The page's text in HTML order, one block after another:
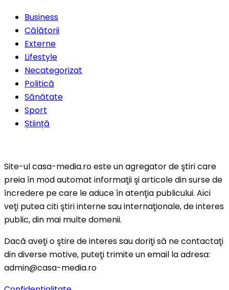
Business
Călătorii
Externe
Lifestyle
Necategorizat
Politică
Sănătate
Sport
Știință
Site-ul casa-media.ro este un agregator de ştiri care
preia în mod automat informaţii şi articole din surse de
încredere pe care le aduce în atenţia publicului. Aici
veţi putea citi ştiri interne sau internaţionale, de interes
public, din mai multe domenii.
Dacă aveţi o ştire de interes sau doriţi să ne contactaţi
din diverse motive, puteţi trimite un email la adresa:
admin@casa-media.ro